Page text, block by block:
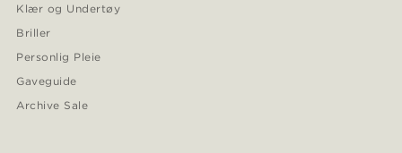
Klær og Undertøy
Briller
Personlig Pleie
Gaveguide
Archive Sale